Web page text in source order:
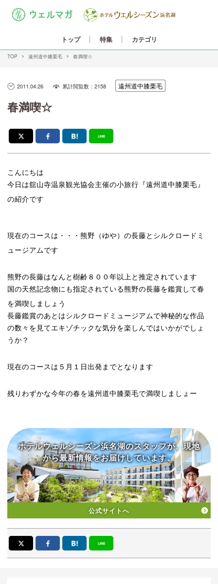
トップ 特集 カテゴリ
TOP 遠州道中膝栗毛 春満喫☆
2011.04.26 累計閲覧数：2158 遠州道中膝栗毛
春満喫☆
こんにちは
今日は舘山寺温泉観光協会主催の小旅行『遠州道中膝栗毛』
の紹介です
現在のコースは・・・熊野（ゆや）の長藤とシルクロードミ
ュージアムです
熊野の長藤はなんと樹齢８００年以上と推定されています
国の天然記念物にも指定されている熊野の長藤を鑑賞して春
を満喫しましょう
長藤鑑賞のあとはシルクロードミュージアムで神秘的な作品
の数々を見てエキゾチックな気分を楽しんではいかがでしょ
うか？
現在のコースは５月１日出発までとなります
残りわずかな今年の春を遠州道中膝栗毛で満喫しましょー
ホテルウェルシーズン浜名湖のスタッフが、現地
から最新情報をお届けしています。
公式サイトへ